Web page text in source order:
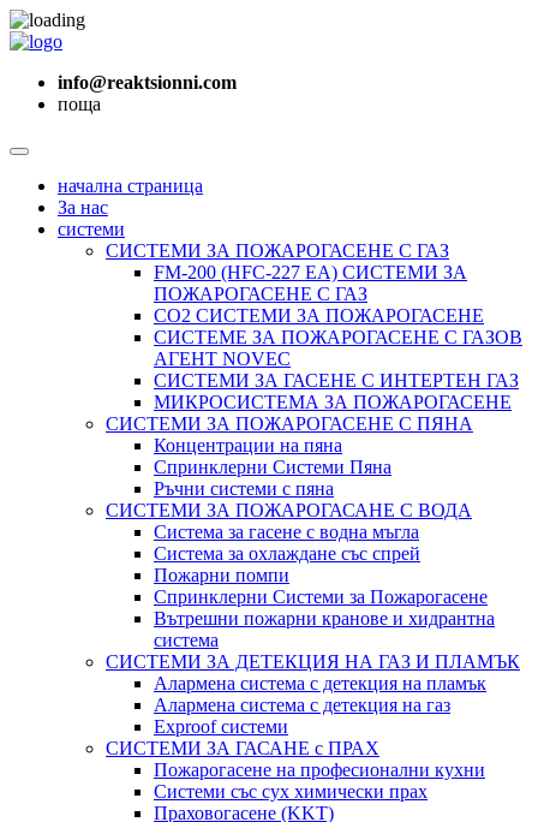
info@reaktsionni.com
поща
начална страница
За нас
системи
СИСТЕМИ ЗА ПОЖАРОГАСЕНЕ С ГАЗ
FM-200 (HFC-227 ЕА) СИСТЕМИ ЗА
ПОЖАРОГАСЕНЕ С ГАЗ
CO2 СИСТЕМИ ЗА ПОЖАРОГАСЕНЕ
СИСТЕМЕ ЗА ПОЖАРОГАСЕНЕ С ГАЗОВ
АГЕНТ NОVEC
СИСТЕМИ ЗА ГАСЕНЕ С ИНТЕРТЕН ГАЗ
МИКРОСИСТЕМА ЗА ПОЖАРОГАСЕНЕ
СИСТЕМИ ЗА ПОЖАРОГАСЕНЕ С ПЯНА
Концентрации на пяна
Спринклерни Системи Пяна
Ръчни системи с пяна
СИСТЕМИ ЗА ПОЖАРОГАСАНЕ С ВОДА
Система за гасене с водна мъгла
Система за охлаждане със спрей
Пожарни помпи
Спринклерни Системи за Пожарогасене
Вътрешни пожарни кранове и хидрантна
система
СИСТЕМИ ЗА ДЕТЕКЦИЯ НА ГАЗ И ПЛАМЪК
Алармена система с детекция на пламък
Алармена система с детекция на газ
Exproof системи
СИСТЕМИ ЗА ГАСАНЕ с ПРАХ
Пожарогасене на професионални кухни
Системи със сух химически прах
Праховогасене (KKT)